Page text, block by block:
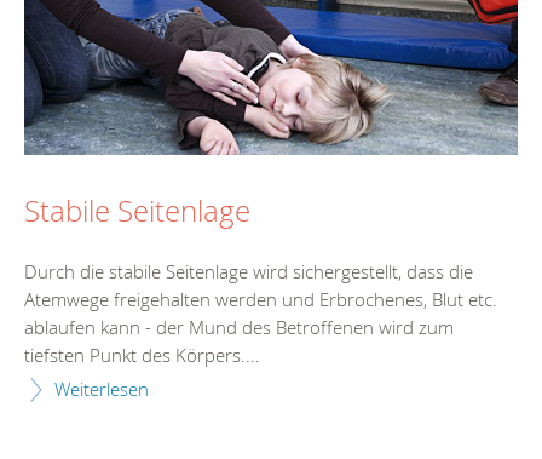
Stabile Seitenlage
Durch die stabile Seitenlage wird sichergestellt, dass die
Atemwege freigehalten werden und Erbrochenes, Blut etc.
ablaufen kann - der Mund des Betroffenen wird zum
tiefsten Punkt des Körpers....
Weiterlesen